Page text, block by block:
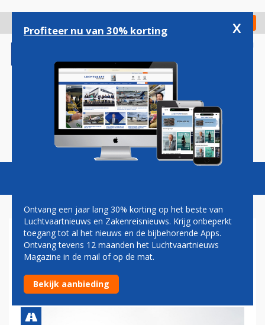
gaan
Check in
Magazine Podcasts Vacatures
WAPENSTILSTAND TUSSEN
RYANAIR EN BELGISCHE
PILOTEN
Profiteer nu van 30% korting x
Ontvang een jaar lang 30% korting op het beste van
Luchtvaartnieuws en Zakenreisnieuws. Krijg onbeperkt
toegang tot al het nieuws en de bijbehorende Apps.
Ontvang tevens 12 maanden het Luchtvaartnieuws
Magazine in de mail of op de mat.
Bekijk aanbieding